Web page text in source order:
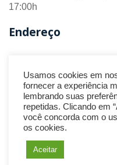
17:00h
Endereço
R. Barão do Monte Alto
CEP 36.880-018 -
Redes Sociais
Usamos cookies em
fornecer a experiência
lembrando suas
repetidas. Clicando em
você concorda com o
os cookies.
Aceitar